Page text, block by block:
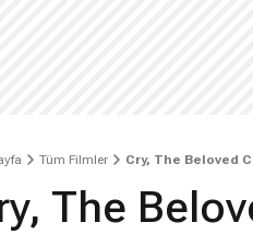
Tüm Filmler Cry, The Beloved
The